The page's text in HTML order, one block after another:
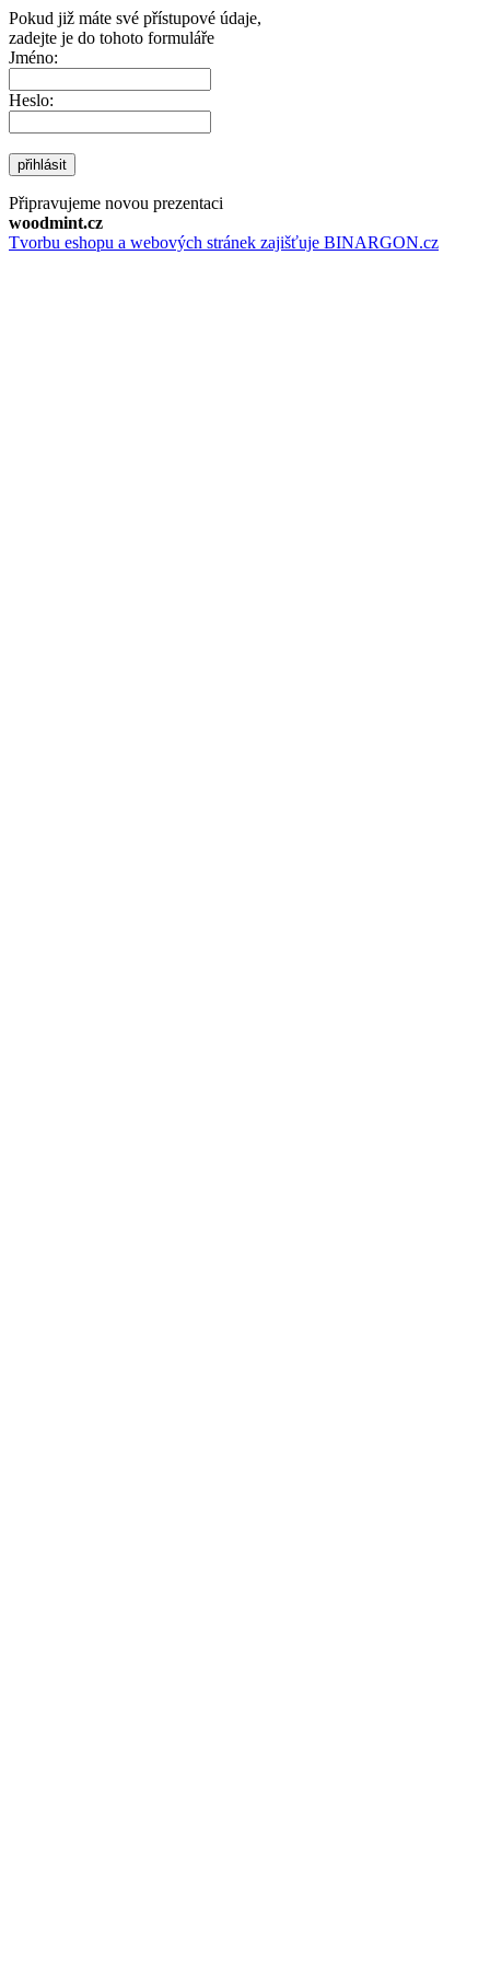
Pokud již máte své přístupové údaje,
zadejte je do tohoto formuláře
Jméno:
Heslo:
přihlásit
Připravujeme novou prezentaci
woodmint.cz
Tvorbu eshopu a webových stránek zajišťuje BINARGON.cz